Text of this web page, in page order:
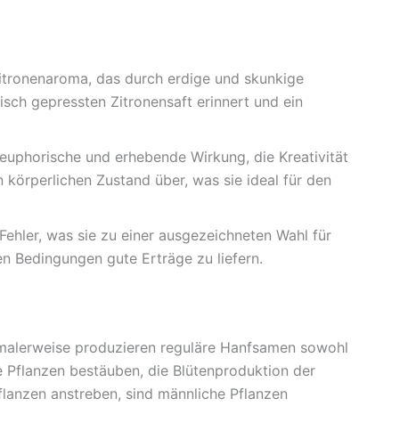
das durch erdige und skunkige
gepressten Zitronensaft erinnert und ein
und erhebende Wirkung, die Kreativität
Zustand über, was sie ideal für den
was sie zu einer ausgezeichneten Wahl für
Bedingungen gute Erträge zu liefern.
produzieren reguläre Hanfsamen sowohl
bestäuben, die Blütenproduktion der
anstreben, sind männliche Pflanzen